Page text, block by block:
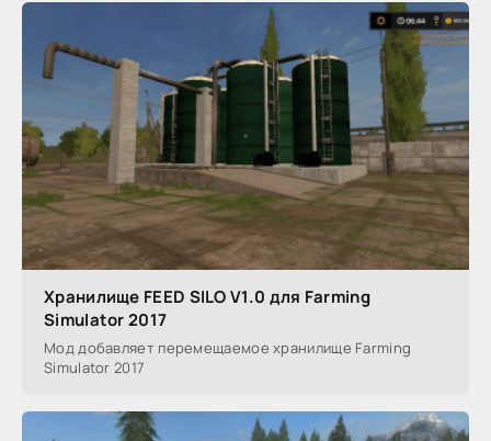
Хранилище FEED SILO V1.0 для Farming
Simulator 2017
Мод добавляет перемещаемое хранилище Farming
Simulator 2017